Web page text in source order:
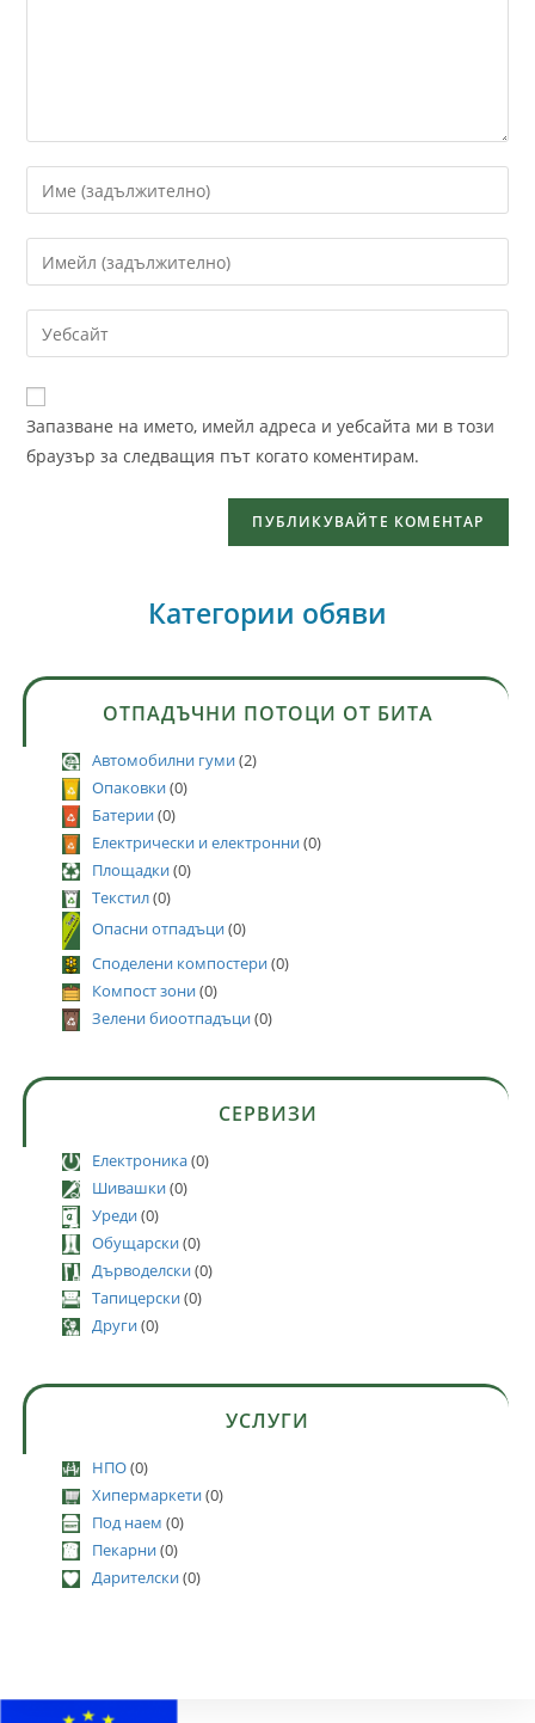
Запазване на името, имейл адреса и уебсайта ми в този
браузър за следващия път когато коментирам.
Категории обяви
ОТПАДЪЧНИ ПОТОЦИ ОТ БИТА
Автомобилни гуми(2)
Опаковки(0)
Батерии(0)
Електрически и електронни(0)
Площадки(0)
Текстил(0)
Опасни отпадъци(0)
Споделени компостери(0)
Компост зони(0)
Зелени биоотпадъци(0)
СЕРВИЗИ
Електроника(0)
Шивашки(0)
Уреди(0)
Обущарски(0)
Дърводелски(0)
Тапицерски(0)
Други(0)
УСЛУГИ
НПО(0)
Хипермаркети(0)
Под наем (0)
Пекарни(0)
Дарителски(0)